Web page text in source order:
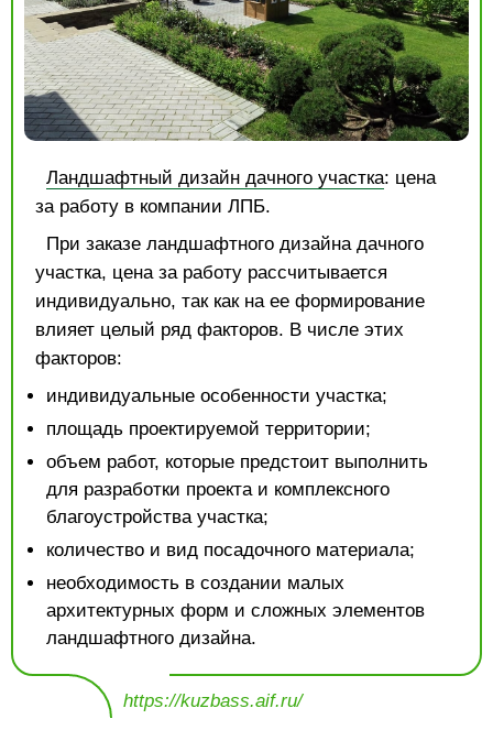
Ландшафтный дизайн дачного участка: цена
за работу в компании ЛПБ.
При заказе ландшафтного дизайна дачного
участка, цена за работу рассчитывается
индивидуально, так как на ее формирование
влияет целый ряд факторов. В числе этих
факторов:
индивидуальные особенности участка;
площадь проектируемой территории;
объем работ, которые предстоит выполнить
для разработки проекта и комплексного
благоустройства участка;
количество и вид посадочного материала;
необходимость в создании малых
архитектурных форм и сложных элементов
ландшафтного дизайна.
https://kuzbass.aif.ru/